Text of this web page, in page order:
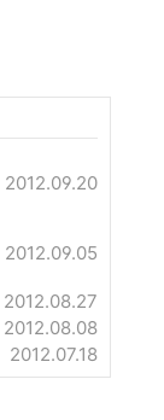
2012.09.20
2012.09.05
2012.08.27
2012.08.08
2012.07.18